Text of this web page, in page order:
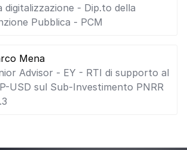
digitalizzazione - Dip.to della
Pubblica - PCM
Mena
Advisor - EY - RTI di supporto al
USD sul Sub-Investimento PNRR